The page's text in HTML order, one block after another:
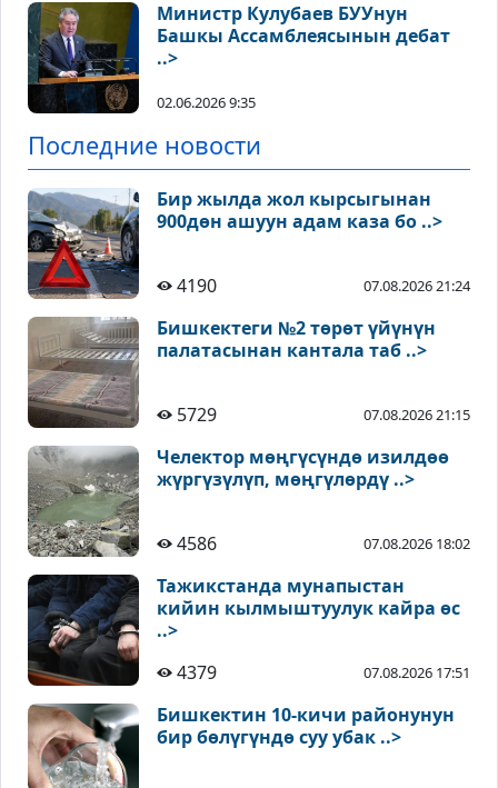
Министр Кулубаев БУУнун
Башкы Ассамблеясынын дебат
..>
02.06.2026 9:35
Последние новости
Бир жылда жол кырсыгынан
900дөн ашуун адам каза бо ..>
4190 07.08.2026 21:24
Бишкектеги №2 төрөт үйүнүн
палатасынан кантала таб ..>
5729 07.08.2026 21:15
Челектор мөңгүсүндө изилдөө
жүргүзүлүп, мөңгүлөрдү ..>
4586 07.08.2026 18:02
Тажикстанда мунапыстан
кийин кылмыштуулук кайра өс
..>
4379
07.08.2026 17:51
Бишкектин 10-кичи районунун
бир бөлүгүндө суу убак ..>